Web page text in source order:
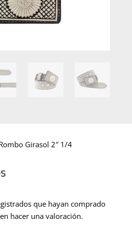
Girasol 2″ 1/4
que hayan comprado
hacer una valoración.